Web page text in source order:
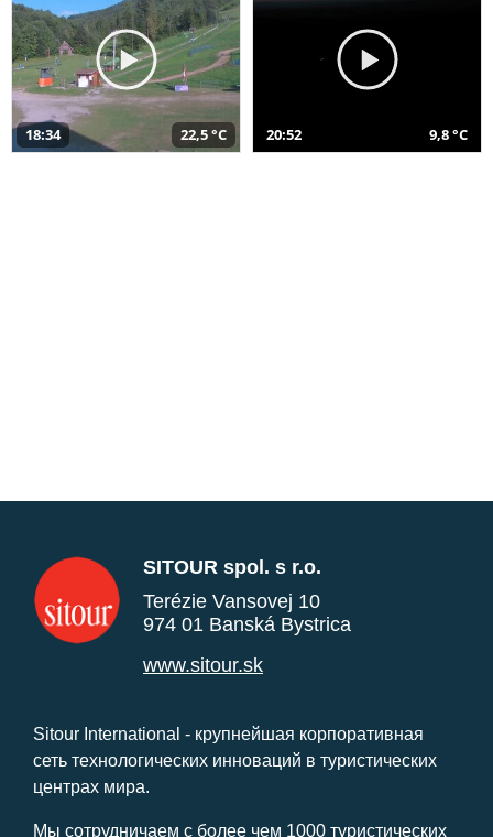
18:34 22,5 °C 20:52 9,8 °C
SITOUR spol. s r.o.
Terézie Vansovej 10
974 01 Banská Bystrica
www.sitour.sk
Sitour International - крупнейшая корпоративная
сеть технологических инноваций в туристических
центрах мира.
Мы сотрудничаем с более чем 1000 туристических